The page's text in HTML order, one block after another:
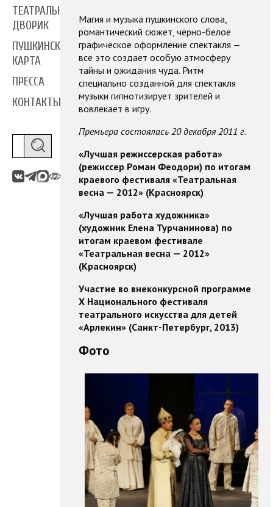
ТЕАТРАЛЬНЫЙ
ДВОРИК
ПУШКИНСКАЯ
КАРТА
ПРЕССА
КОНТАКТЫ
Магия и музыка пушкинского слова,
романтический сюжет, чёрно-белое
графическое оформление спектакля —
все это создает особую атмосферу
тайны и ожидания чуда. Ритм
специально созданной для спектакля
музыки гипнотизирует зрителей и
вовлекает в игру.
Премьера состоялась 20 декабря 2011 г.
«Лучшая режиссерская работа»
(режиссер Роман Феодори) по итогам
краевого фестиваля «Театральная
весна — 2012» (Красноярск)
«Лучшая работа художника»
(художник Елена Турчанинова) по
итогам краевом фестивале
«Театральная весна — 2012»
(Красноярск)
Участие во внеконкурсной программе
X Национального фестиваля
театрального искусства для детей
«Арлекин» (Санкт-Петербург, 2013)
Фото